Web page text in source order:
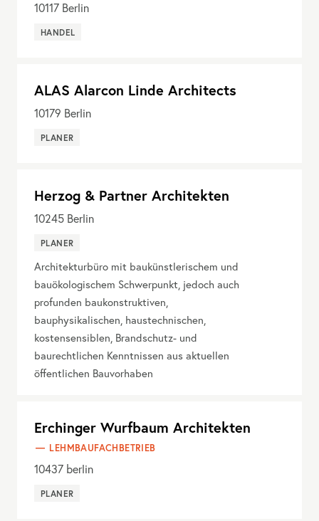
10117 Berlin
HANDEL
ALAS Alarcon Linde Architects
10179 Berlin
PLANER
Herzog & Partner Architekten
10245 Berlin
PLANER
Architekturbüro mit baukünstlerischem und
bauökologischem Schwerpunkt, jedoch auch
profunden baukonstruktiven,
bauphysikalischen, haustechnischen,
kostensensiblen, Brandschutz- und
baurechtlichen Kenntnissen aus aktuellen
öffentlichen Bauvorhaben
Erchinger Wurfbaum Architekten
LEHMBAUFACHBETRIEB
10437 berlin
PLANER